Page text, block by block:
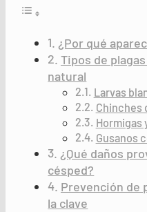
¿Por qué
Tipos de
natural
Larvas
Chinches
Hormigas
Gusanos
¿Qué daños
césped?
Prevención de
la clave